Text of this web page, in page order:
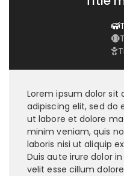
Lorem ipsum dolor
adipiscing elit, sed
ut labore et dolore
minim veniam, quis
laboris nisi ut aliquip
Duis aute irure dolor
velit esse cillum